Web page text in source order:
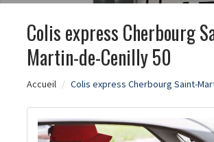
Colis express Cherbourg
Martin-de-Cenilly 50
Accueil Colis express Cherbourg Saint-